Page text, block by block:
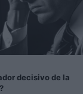
decisivo de la